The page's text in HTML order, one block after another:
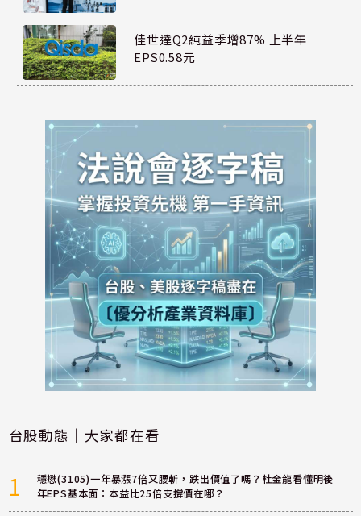
佳世達Q2純益季增87% 上半年
EPS0.58元
台股動態｜大家都在看
1
穩懋(3105)一年暴漲7倍又腰斬，跌出價值了嗎？杜金龍看懂明後
年EPS基本面：本益比25倍支撐價在哪？